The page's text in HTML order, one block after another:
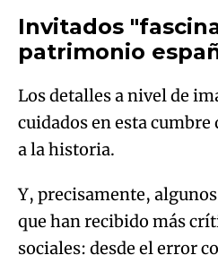
Invitados
patrimonio
Los detalles a nivel de
cuidados en esta cumbre
a la historia.
Y, precisamente,
que han recibido más
sociales: desde el error